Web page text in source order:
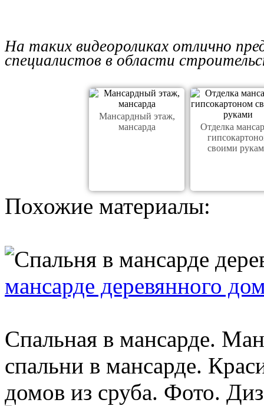
На таких видеороликах отлично
специалистов в области
Мансардный этаж,
мансарда
Отделка
своими
Похожие материалы:
мансарде деревянного
Спальная в мансарде.
спальни в мансарде.
домов из сруба. Фото.